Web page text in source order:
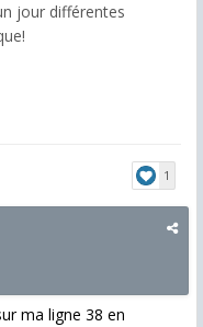
jour différentes
1
ma ligne 38 en